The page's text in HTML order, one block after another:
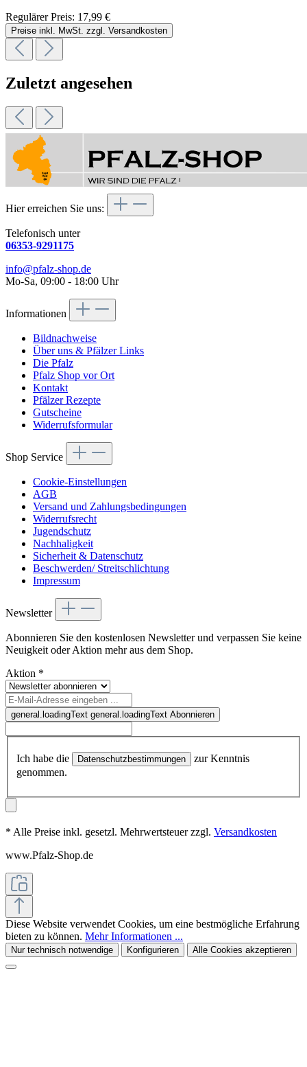
Regulärer Preis: 17,99 €
Preise inkl. MwSt. zzgl. Versandkosten
Zuletzt angesehen
Hier erreichen Sie uns:
Telefonisch unter
06353-9291175
info@pfalz-shop.de
Mo-Sa, 09:00 - 18:00 Uhr
Informationen
Bildnachweise
Über uns & Pfälzer Links
Die Pfalz
Pfalz Shop vor Ort
Kontakt
Pfälzer Rezepte
Gutscheine
Widerrufsformular
Shop Service
Cookie-Einstellungen
AGB
Versand und Zahlungsbedingungen
Widerrufsrecht
Jugendschutz
Nachhaligkeit
Sicherheit & Datenschutz
Beschwerden/ Streitschlichtung
Impressum
Newsletter
Abonnieren Sie den kostenlosen Newsletter und verpassen Sie keine
Neuigkeit oder Aktion mehr aus dem Shop.
Aktion *
general.loadingText general.loadingText Abonnieren
Ich habe die Datenschutzbestimmungen
zur Kenntnis
genommen.
* Alle Preise inkl. gesetzl. Mehrwertsteuer zzgl. Versandkosten
www.Pfalz-Shop.de
Diese Website verwendet Cookies, um eine bestmögliche Erfahrung
bieten zu können. Mehr Informationen ...
Nur technisch notwendige Konfigurieren Alle Cookies akzeptieren